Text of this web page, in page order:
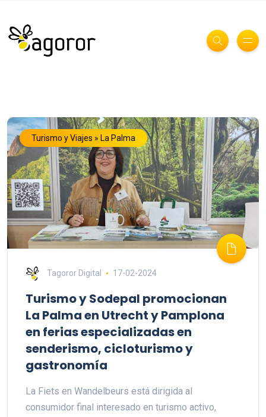
Turismo y Viajes » La Palma
Tagoror Digital 17-02-2024
Turismo y Sodepal promocionan
La Palma en Utrecht y Pamplona
en ferias especializadas en
senderismo, cicloturismo y
gastronomía
La Fiets en Wandelbeurs está dirigida al
consumidor final interesado en turismo activo,